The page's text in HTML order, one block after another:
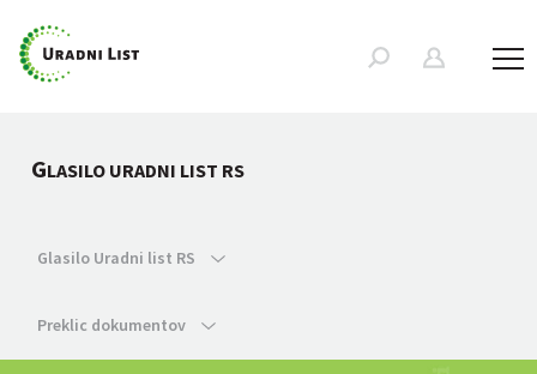
GLASILO URADNI LIST RS
Glasilo Uradni list RS
Preklic dokumentov